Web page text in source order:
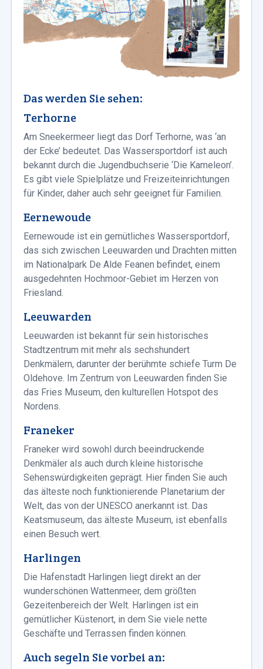
Das werden Sie sehen:
Terhorne
Am Sneekermeer liegt das Dorf Terhorne, was ‘an
der Ecke’ bedeutet. Das Wassersportdorf ist auch
bekannt durch die Jugendbuchserie ‘Die Kameleon’.
Es gibt viele Spielplätze und Freizeiteinrichtungen
für Kinder, daher auch sehr geeignet für Familien.
Eernewoude
Eernewoude ist ein gemütliches Wassersportdorf,
das sich zwischen Leeuwarden und Drachten mitten
im Nationalpark De Alde Feanen befindet, einem
ausgedehnten Hochmoor-Gebiet im Herzen von
Friesland.
Leeuwarden
Leeuwarden ist bekannt für sein historisches
Stadtzentrum mit mehr als sechshundert
Denkmälern, darunter der berühmte schiefe Turm De
Oldehove. Im Zentrum von Leeuwarden finden Sie
das Fries Museum, den kulturellen Hotspot des
Nordens.
Franeker
Franeker wird sowohl durch beeindruckende
Denkmäler als auch durch kleine historische
Sehenswürdigkeiten geprägt. Hier finden Sie auch
das älteste noch funktionierende Planetarium der
Welt, das von der UNESCO anerkannt ist. Das
Keatsmuseum, das älteste Museum, ist ebenfalls
einen Besuch wert.
Harlingen
Die Hafenstadt Harlingen liegt direkt an der
wunderschönen Wattenmeer, dem größten
Gezeitenbereich der Welt. Harlingen ist ein
gemütlicher Küstenort, in dem Sie viele nette
Geschäfte und Terrassen finden können.
Auch segeln Sie vorbei an: